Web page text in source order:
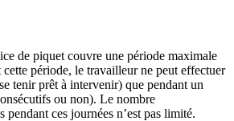
de piquet couvre une période maximale
cette période, le travailleur ne peut effectuer
tenir prêt à intervenir) que pendant un
ou non). Le nombre
pendant ces journées n’est pas limité.